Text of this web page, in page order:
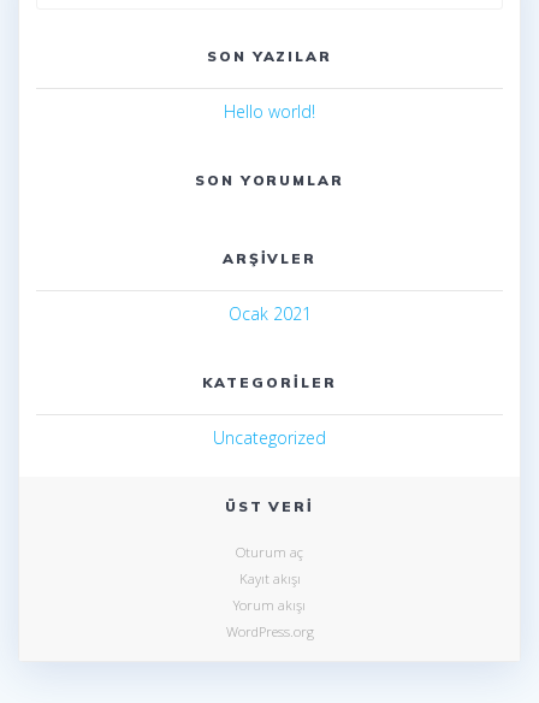
SON YAZILAR
Hello world!
SON YORUMLAR
ARŞIVLER
Ocak 2021
KATEGORILER
Uncategorized
ÜST VERI
Oturum aç
Kayıt akışı
Yorum akışı
WordPress.org